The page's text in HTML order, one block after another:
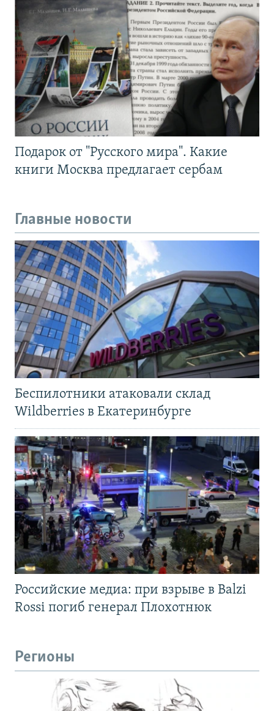
Подарок от "Русского мира". Какие
книги Москва предлагает сербам
Главные новости
Беспилотники атаковали склад
Wildberries в Екатеринбурге
Российские медиа: при взрыве в Balzi
Rossi погиб генерал Плохотнюк
Регионы